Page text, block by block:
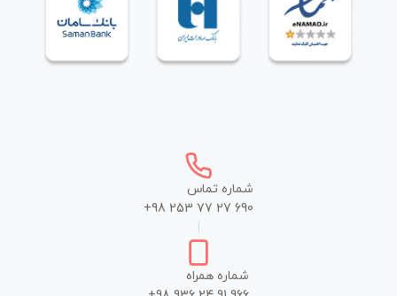
شماره تماس
+98 253 77 27 690
شماره همراه